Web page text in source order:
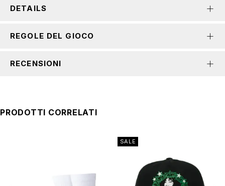
DETAILS
REGOLE DEL GIOCO
RECENSIONI
PRODOTTI CORRELATI
SALE